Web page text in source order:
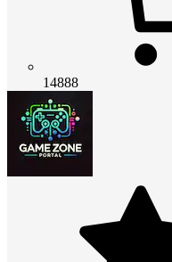
14888